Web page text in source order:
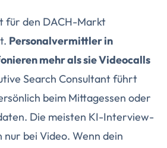
für den DACH-Markt
Personalvermittler in
mehr als sie Videocalls
Search Consultant führt
beim Mittagessen oder
Die meisten KI-Interview-
bei Video. Wenn dein